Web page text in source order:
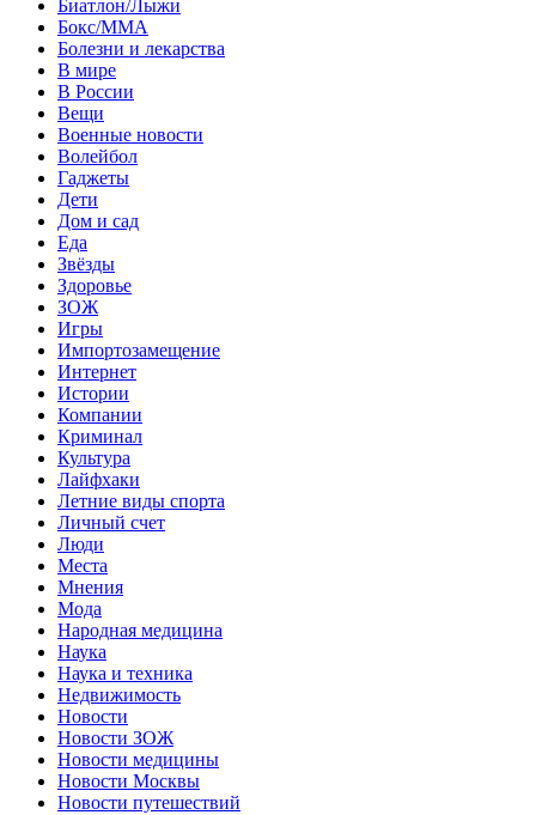
Биатлон/Лыжи
Бокс/MMA
Болезни и лекарства
В мире
В России
Вещи
Военные новости
Волейбол
Гаджеты
Дети
Дом и сад
Еда
Звёзды
Здоровье
ЗОЖ
Игры
Импортозамещение
Интернет
Истории
Компании
Криминал
Культура
Лайфхаки
Летние виды спорта
Личный счет
Люди
Места
Мнения
Мода
Народная медицина
Наука
Наука и техника
Недвижимость
Новости
Новости ЗОЖ
Новости медицины
Новости Москвы
Новости путешествий